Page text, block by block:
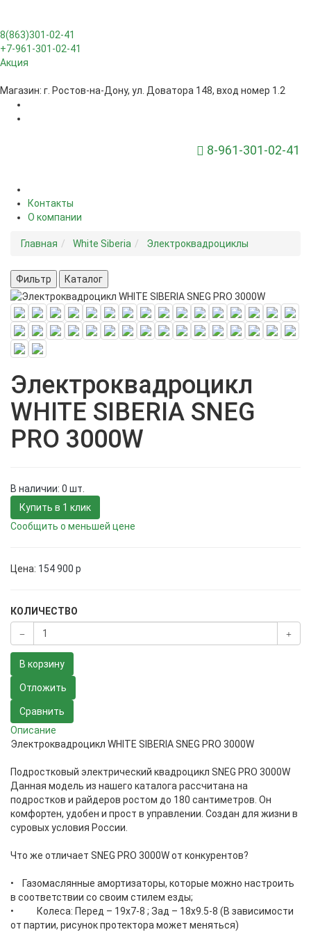
8(863)301-02-41
+7-961-301-02-41
Акция
Магазин: г. Ростов-на-Дону, ул. Доватора 148, вход номер 1.2
8-961-301-02-41
Toggle Navigation
Контакты
О компании
Главная White Siberia Электроквадроциклы
Фильтр Каталог
Электроквадроцикл
WHITE SIBERIA SNEG
PRO 3000W
В наличии: 0 шт.
Купить в 1 клик
Сообщить о меньшей цене
Цена: 154 900 p
КОЛИЧЕСТВО
В корзину
Отложить
Сравнить
Описание
Электроквадроцикл WHITE SIBERIA SNEG PRO 3000W
Подростковый электрический квадроцикл SNEG PRO 3000W
Данная модель из нашего каталога рассчитана на
подростков и райдеров ростом до 180 сантиметров. Он
комфортен, удобен и прост в управлении. Создан для жизни в
суровых условия России.
Что же отличает SNEG PRO 3000W от конкурентов?
• Газомаслянные амортизаторы, которые можно настроить
в соответствии со своим стилем езды;
• Колеса: Перед – 19х7-8 ; Зад – 18х9.5-8 (В зависимости
от партии, рисунок протектора может меняться)